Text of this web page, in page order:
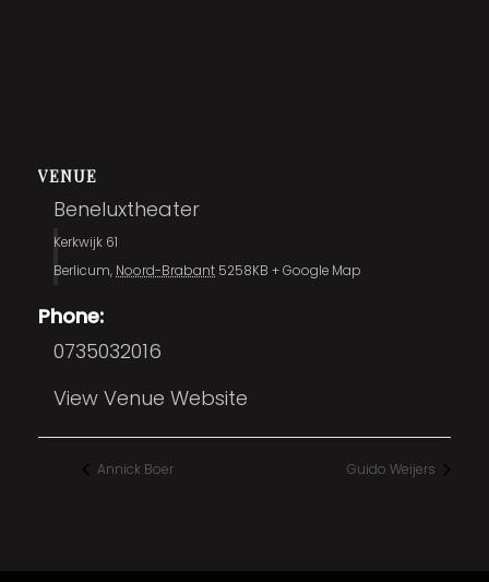
VENUE
Beneluxtheater
Kerkwijk 61
Berlicum, Noord-Brabant 5258KB + Google Map
Phone:
0735032016
View Venue Website
Annick Boer Guido Weijers